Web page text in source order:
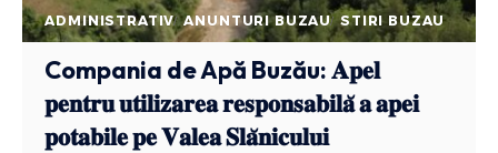
ADMINISTRATIV ANUNTURI BUZAU STIRI BUZAU
Compania de Apă Buzău: 𝐀𝐩𝐞𝐥
𝐩𝐞𝐧𝐭𝐫𝐮 𝐮𝐭𝐢𝐥𝐢𝐳𝐚𝐫𝐞𝐚 𝐫𝐞𝐬𝐩𝐨𝐧𝐬𝐚𝐛𝐢𝐥𝐚̆ 𝐚 𝐚𝐩𝐞𝐢
𝐩𝐨𝐭𝐚𝐛𝐢𝐥𝐞 𝐩𝐞 𝐕𝐚𝐥𝐞𝐚 𝐒𝐥𝐚̆𝐧𝐢𝐜𝐮𝐥𝐮𝐢